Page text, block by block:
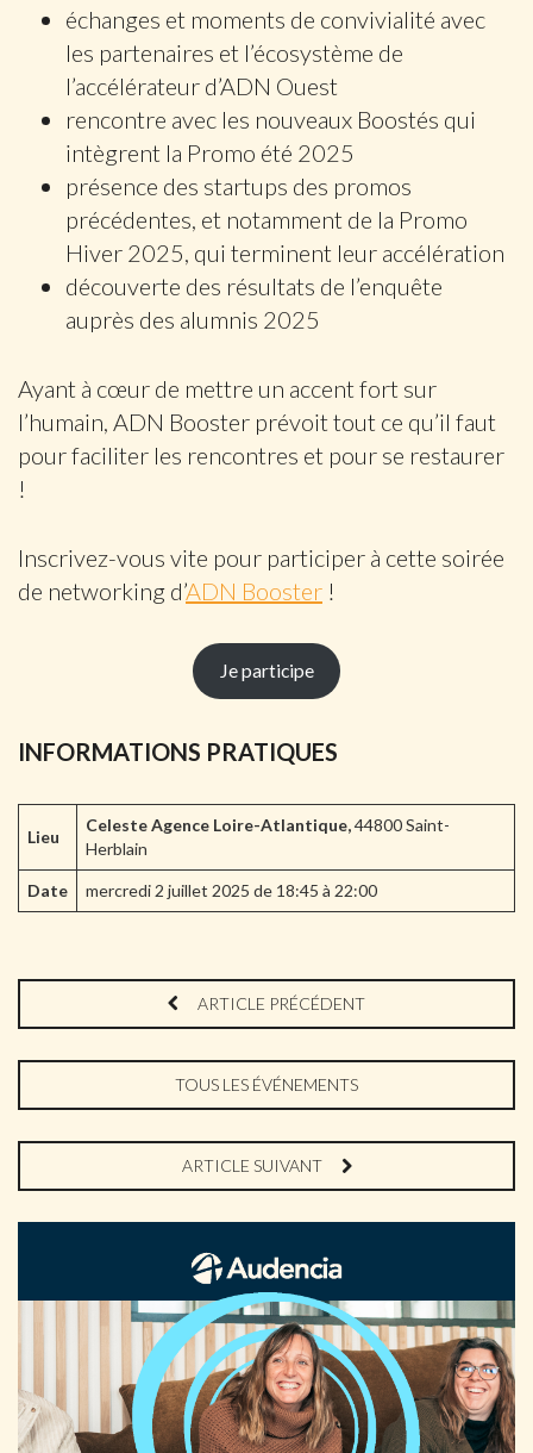
échanges et moments de convivialité avec
les partenaires et l’écosystème de
l’accélérateur d’ADN Ouest
rencontre avec les nouveaux Boostés qui
intègrent la Promo été 2025
présence des startups des promos
précédentes, et notamment de la Promo
Hiver 2025, qui terminent leur accélération
découverte des résultats de l’enquête
auprès des alumnis 2025
Ayant à cœur de mettre un accent fort sur
l’humain, ADN Booster prévoit tout ce qu’il faut
pour faciliter les rencontres et pour se restaurer
!
Inscrivez-vous vite pour participer à cette soirée
de networking d’ADN Booster !
Je participe
INFORMATIONS PRATIQUES
Lieu
Celeste Agence Loire-Atlantique,44800 Saint-
Herblain
Date mercredi 2 juillet 2025 de 18:45 à 22:00
ARTICLE PRÉCÉDENT
TOUS LES ÉVÉNEMENTS
ARTICLE SUIVANT